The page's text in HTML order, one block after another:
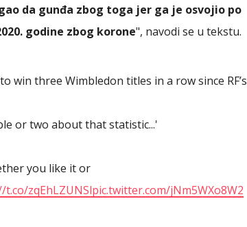
da gunđa zbog toga jer ga je osvojio po
godine zbog korone", navodi se u tekstu.
win three Wimbledon titles in a row since RF’s
or two about that statistic...'
you like it or
t.co/zqEhLZUNSlpic.twitter.com/jNm5WXo8W2